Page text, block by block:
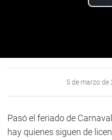
5 de marzo de
Pasó el feriado de
hay quienes siguen de